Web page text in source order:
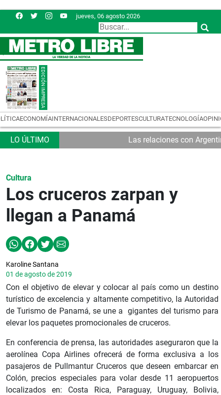
jueves, 06 agosto 2026
ECONOMÍAINTERNACIONALESDEPORTESCULTURATECNOLOGÍA
Las relaciones con
Cultura
Los cruceros zarpan y
llegan a Panamá
Karoline Santana
01 de agosto de 2019
Con el objetivo de elevar y colocar al país como un destino
turístico de excelencia y altamente competitivo, la Autoridad
de Turismo de Panamá, se une a gigantes del turismo para
elevar los paquetes promocionales de cruceros.
En conferencia de prensa, las autoridades aseguraron que la
aerolínea Copa Airlines ofrecerá de forma exclusiva a los
pasajeros de Pullmantur Cruceros que deseen embarcar en
Colón, precios especiales para volar desde 11 aeropuertos
localizados en: Costa Rica, Paraguay, Uruguay, Bolivia,